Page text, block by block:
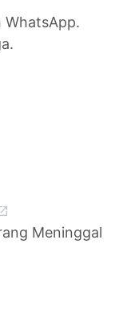
WhatsApp.
Meninggal